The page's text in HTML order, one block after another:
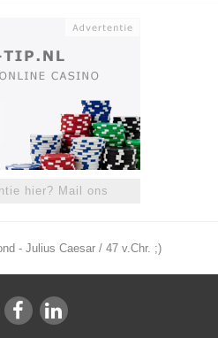
hier? Mail ons
- Julius Caesar / 47 v.Chr. ;)